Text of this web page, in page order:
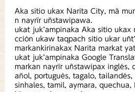
Aka sitio ukax Narita City, mä
n nayrïr uñstawipawa.
ukat juk’ampinaka Aka sitio ukax
cción ukaw taqpach sitio ukar
markankirinakax Narita markat
ukat juk’ampinaka Google
markan nayrïr uñstawipax inglés,
añol, portugués, tagalo,
sinhales, tamil, aymara, quechua,